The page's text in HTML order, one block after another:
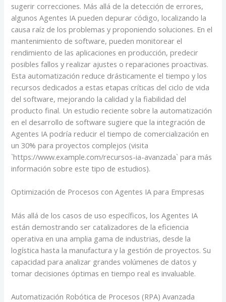
sugerir correcciones. Más allá de la detección de errores,
algunos Agentes IA pueden depurar código, localizando la
causa raíz de los problemas y proponiendo soluciones. En el
mantenimiento de software, pueden monitorear el
rendimiento de las aplicaciones en producción, predecir
posibles fallos y realizar ajustes o reparaciones proactivas.
Esta automatización reduce drásticamente el tiempo y los
recursos dedicados a estas etapas críticas del ciclo de vida
del software, mejorando la calidad y la fiabilidad del
producto final. Un estudio reciente sobre la automatización
en el desarrollo de software sugiere que la integración de
Agentes IA podría reducir el tiempo de comercialización en
un 30% para proyectos complejos (visita
`https://www.example.com/recursos-ia-avanzada` para más
información sobre este tipo de estudios).
Optimización de Procesos con Agentes IA para Empresas
Más allá de los casos de uso específicos, los Agentes IA
están demostrando ser catalizadores de la eficiencia
operativa en una amplia gama de industrias, desde la
logística hasta la manufactura y la gestión de proyectos. Su
capacidad para analizar grandes volúmenes de datos y
tomar decisiones óptimas en tiempo real es invaluable.
Automatización Robótica de Procesos (RPA) Avanzada